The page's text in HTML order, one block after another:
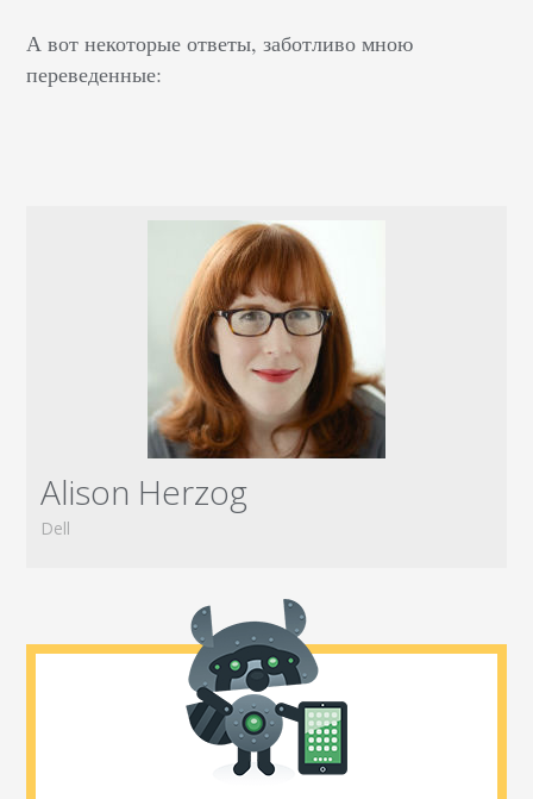
А вот некоторые ответы, заботливо мною
переведенные:
Alison Herzog
Dell